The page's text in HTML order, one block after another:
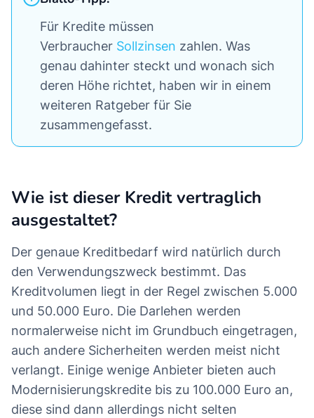
Für Kredite müssen
Verbraucher Sollzinsen zahlen. Was
genau dahinter steckt und wonach sich
deren Höhe richtet, haben wir in einem
weiteren Ratgeber für Sie
zusammengefasst.
Wie ist dieser Kredit vertraglich
ausgestaltet?
Der genaue Kreditbedarf wird natürlich durch
den Verwendungszweck bestimmt. Das
Kreditvolumen liegt in der Regel zwischen 5.000
und 50.000 Euro. Die Darlehen werden
normalerweise nicht im Grundbuch eingetragen,
auch andere Sicherheiten werden meist nicht
verlangt. Einige wenige Anbieter bieten auch
Modernisierungskredite bis zu 100.000 Euro an,
diese sind dann allerdings nicht selten